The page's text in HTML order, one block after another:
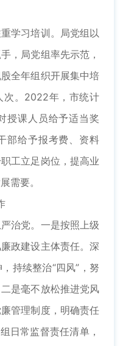
学习培训。局党组以
，局党组率先示范，
全年组织开展集中培
次。2022年，市统计
授课人员给予适当奖
部给予报考费、资料
工立足岗位，提高业
需要。
治党。一是按照上级
政建设主体责任。深
持续整治“四风”，努
是毫不放松推进党风
管理制度，明确责任
日常监督责任清单，